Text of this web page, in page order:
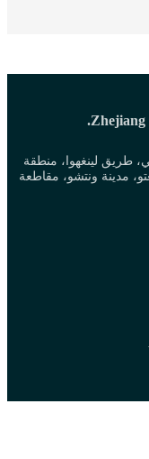
Zhejiang
القياسي، طريق لينغهوا، منطقة
مدينة ونتشو، مقاطعة